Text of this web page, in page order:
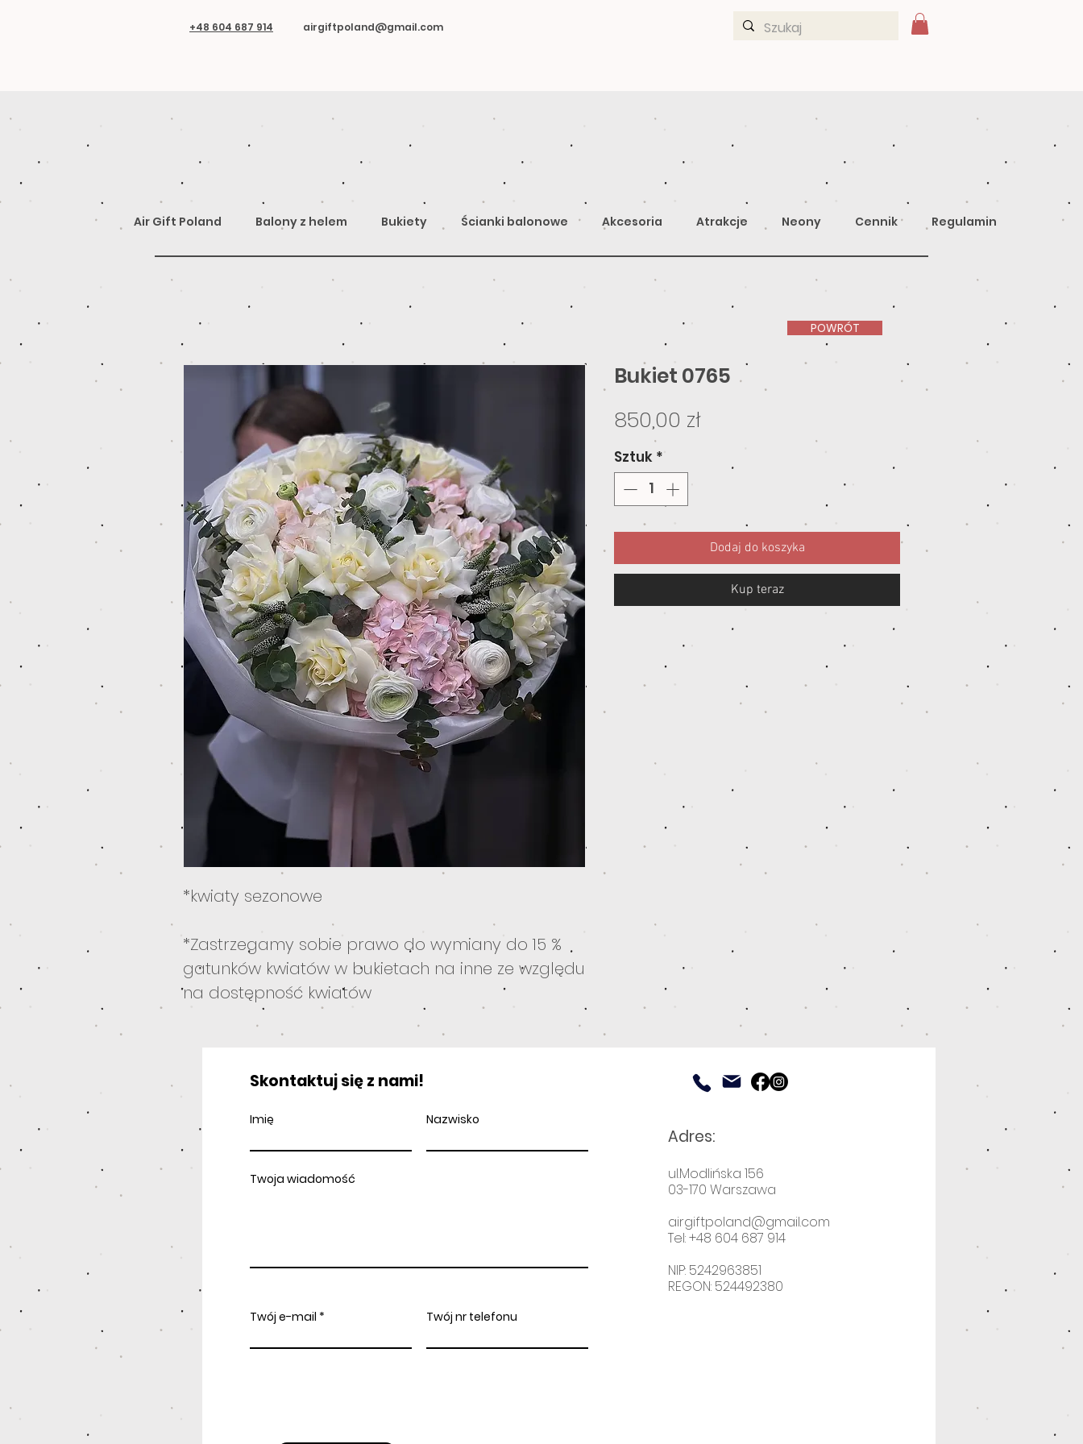
+48 604 687 914 airgiftpoland@gmail.com
Air Gift Poland Balony z helem Bukiety Ścianki balonowe Akcesoria Atrakcje Neony Cennik Regulamin
*kwiaty sezonowe
*Zastrzegamy sobie prawo do wymiany do 15 %
gatunków kwiatów w bukietach na inne ze względu
na dostępność kwiatów
Bukiet 0765
850,00 złCena
Sztuk *
Dodaj do koszyka
Kup teraz
POWRÓT
Skontaktuj się z nami!
Imię Nazwisko
Twoja wiadomość
Twój e-mail Twój nr telefonu
Adres:
ul.Modlińska 156
03-170 Warszawa
airgiftpoland@gmail.com
Tel: +48 604 687 914
NIP: 5242963851
REGON: 524492380